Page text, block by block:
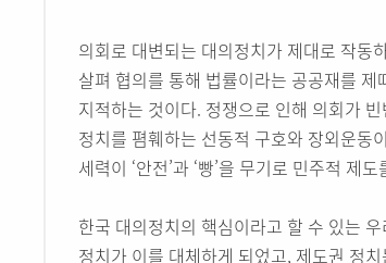
의회로 대변되는 대의정치가 제대로 작동
살펴 협의를 통해 법률이라는 공공재를
지적하는 것이다. 정쟁으로 인해 의회가
정치를 폄훼하는 선동적 구호와 장외운동
세력이 ‘안전’과 ‘빵’을 무기로 민주적 제
한국 대의정치의 핵심이라고 할 수 있는
정치가 이를 대체하게 되었고, 제도권 정